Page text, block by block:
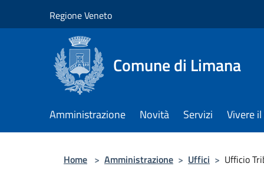
Regione Veneto
Comune di Limana
Amministrazione Novità Servizi Vivere
Home > Amministrazione > Uffici > Ufficio